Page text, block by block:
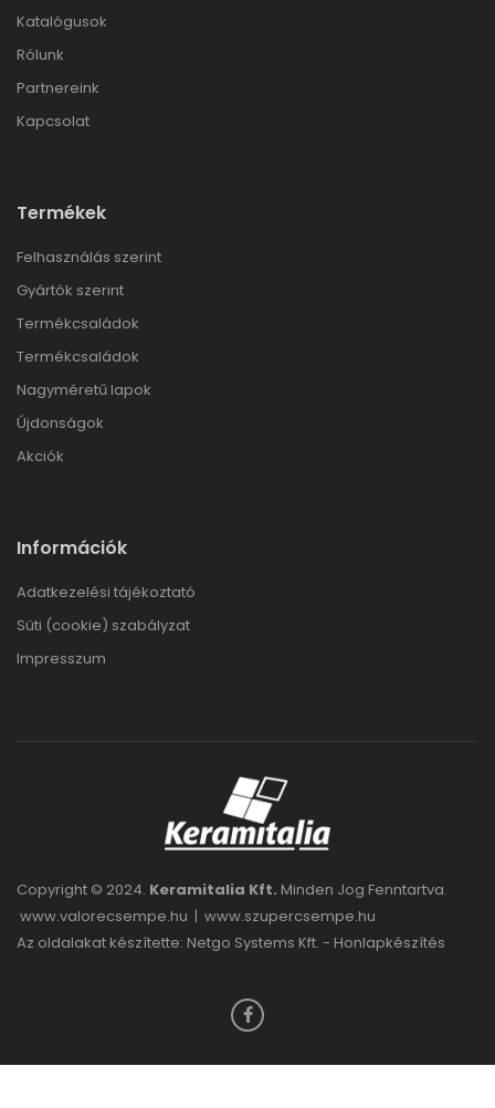
Katalógusok
Rólunk
Partnereink
Kapcsolat
Termékek
Felhasználás szerint
Gyártók szerint
Termékcsaládok
Termékcsaládok
Nagyméretű lapok
Újdonságok
Akciók
Információk
Adatkezelési tájékoztató
Süti (cookie) szabályzat
Impresszum
Copyright © 2024. Keramitalia Kft. Minden Jog Fenntartva.
www.valorecsempe.hu | www.szupercsempe.hu
Az oldalakat készítette: Netgo Systems Kft. - Honlapkészítés